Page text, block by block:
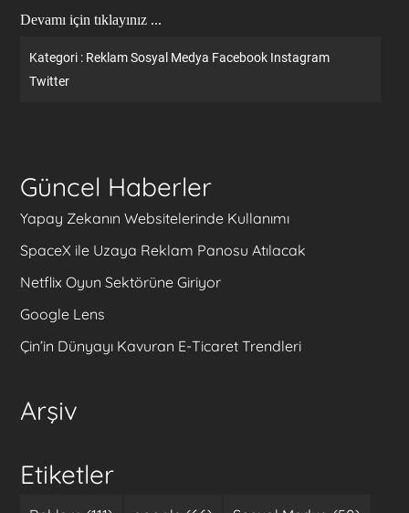
Devamı için tıklayınız ...
Kategori : Reklam Sosyal Medya Facebook Instagram
Twitter
Güncel Haberler
Yapay Zekanın Websitelerinde Kullanımı
SpaceX ile Uzaya Reklam Panosu Atılacak
Netflix Oyun Sektörüne Giriyor
Google Lens
Çin’in Dünyayı Kavuran E-Ticaret Trendleri
Arşiv
Etiketler